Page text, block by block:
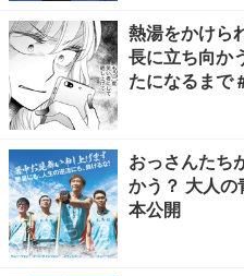
熱湯をかけら
長に立ち向か
たになるまで
おっさんたち
かう？ 大人の
本公開